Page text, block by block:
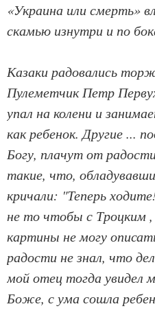
«Украина или смерть»
скамью изнутри и по
Казаки радовались
Пулеметчик Петр
упал на колени и
как ребенок. Другие ...
Богу, плачут от
такие, что,
кричали: "Теперь
не то чтобы с Троцким
картины не могу
радости не знал, что
мой отец тогда увидел
Боже, с ума сошла